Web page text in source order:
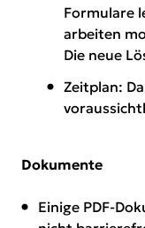
Formulare
arbeiten
Die neue
Zeitplan:
Dokumente
Einige PDF-